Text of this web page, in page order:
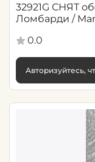
32921G СНЯТ
Ломбарди /
0.0
Авторизуйтесь,